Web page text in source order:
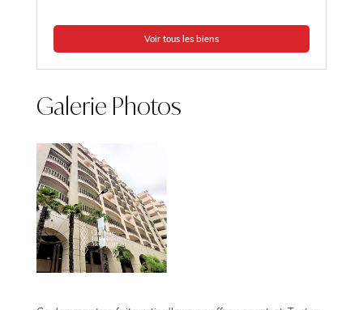
Voir tous les biens
Galerie Photos